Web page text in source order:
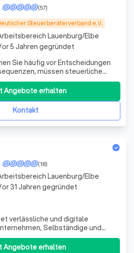
Steuerberaterverband e.V.
(57)
steuerliche
sind von steuerlichen Folgen
betroffen. Unsere
bei der Erfüllung der steuerlichen
Sie in sämt
Kontakt
Angebote erhalten
Lauenburg/Elbe
5 Jahren gegründet
(18)
verlässliche und digitale
Selbständige und
Steuerberater begleiten
christliche Unternehmer,
Angebote erhalten
Lauenburg/Elbe
31 Jahren gegründet